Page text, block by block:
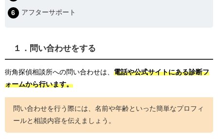
アフターサポート
１．問い合わせをする
街角探偵相談所への問い合わせは、 電話や公式サイトにある診断フ
ォームから行います。
問い合わせを行う際には、名前や年齢といった簡単なプロフィ
ールと相談内容を伝えましょう。